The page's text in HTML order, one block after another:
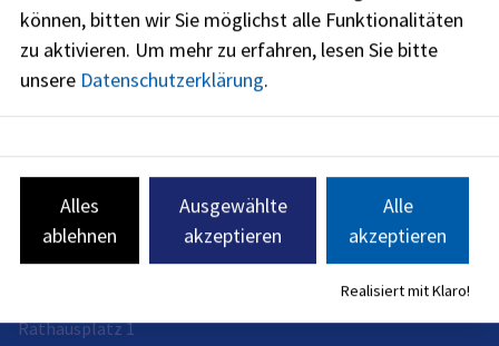
)
Bürgermeister- und Presseamt
Presseanfragen senden Sie bitte an:
presse@stadt.erlangen.de
Amtsleitung: Sabine Lotter
Rathausplatz 1
können, bitten wir Sie möglichst alle Funktionalitäten
zu aktivieren. Um mehr zu erfahren, lesen Sie bitte
unsere Datenschutzerklärung.
Alles
ablehnen
Ausgewählte
akzeptieren
Alle
akzeptieren
Realisiert mit Klaro!